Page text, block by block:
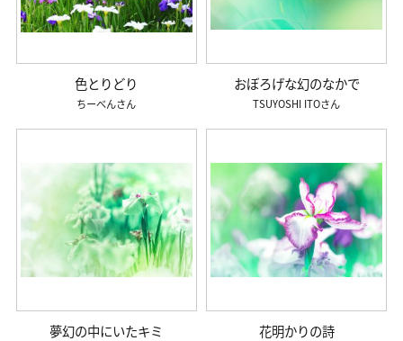
色とりどり
ちーべん
おぼろげな幻のなかで
TSUYOSHI ITO
夢幻の中にいたキミ 花明かりの詩